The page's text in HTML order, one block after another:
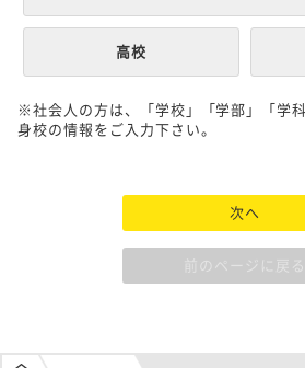
高校
※社会人の方は、「学校」「学部」「学
身校の情報をご入力下さい。
次へ
前のページに戻る